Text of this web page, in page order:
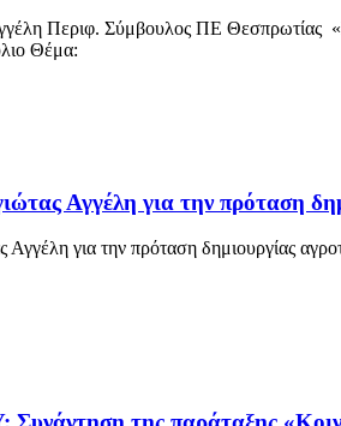
Περιφ. Σύμβουλος ΠΕ Θεσπρωτίας
Θέμα:
Αγγέλη για την πρόταση
Αγγέλη για την πρόταση δημιουργίας